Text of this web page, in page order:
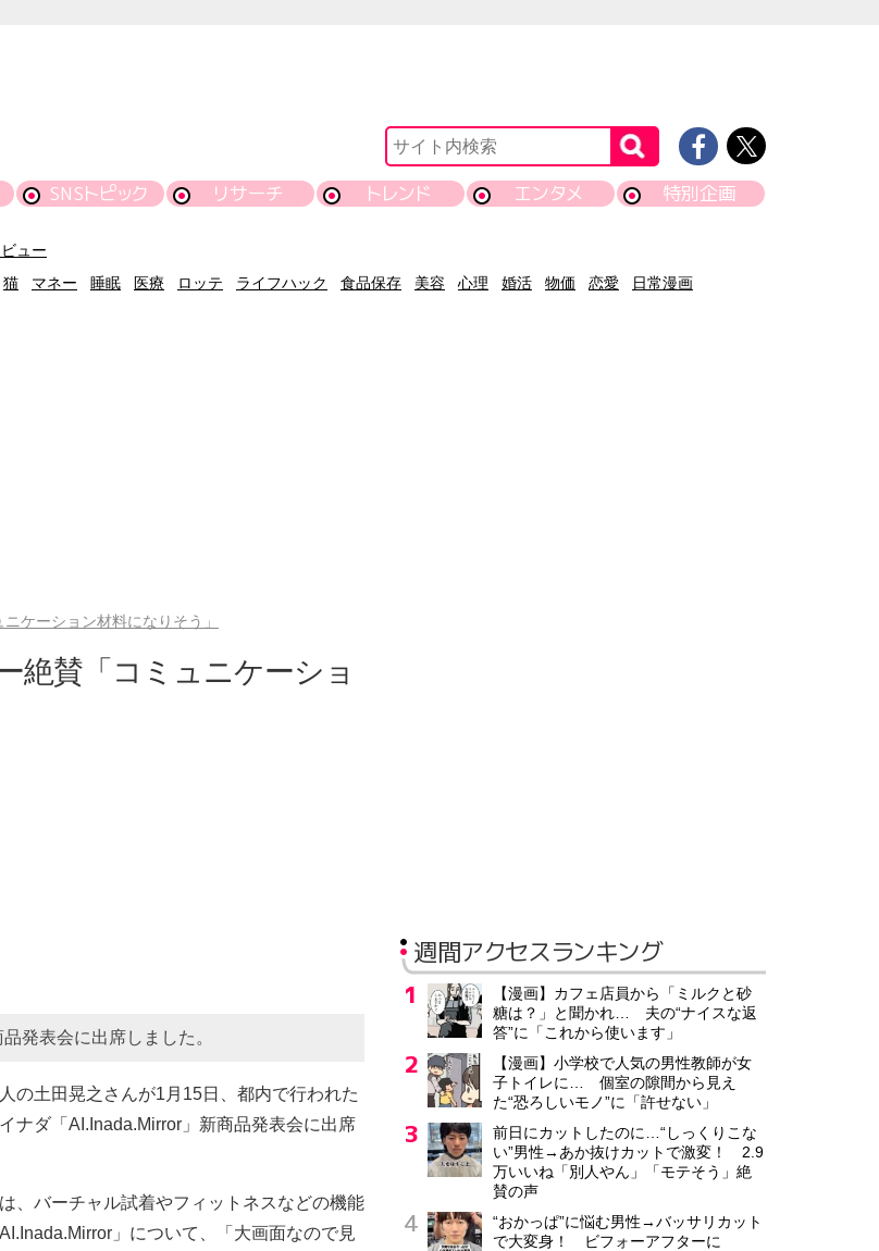
SNSトピック リサーチ トレンド エンタメ 特別企画
ュー
猫 マネー 睡眠 医療 ロッテ ライフハック 食品保存 美容 心理 婚活 物価 恋愛 日常漫画
ケーション材料になりそう」
絶賛「コミュニケーショ
発表会に出席しました。
の土田晃之さんが1月15日、都内で行われた
ナダ「AI.Inada.Mirror」新商品発表会に出席
、バーチャル試着やフィットネスなどの機能
」について、「大画面なので見
週間アクセスランキング
【漫画】カフェ店員から「ミルクと砂
糖は？」と聞かれ… 夫の“ナイスな返
答”に「これから使います」
【漫画】小学校で人気の男性教師が女
子トイレに… 個室の隙間から見え
た“恐ろしいモノ”に「許せない」
前日にカットしたのに…“しっくりこな
い”男性→あか抜けカットで激変！ 2.9
万いいね「別人やん」「モテそう」絶
賛の声
“おかっぱ”に悩む男性→バッサリカット
で大変身！ ビフォーアフターに